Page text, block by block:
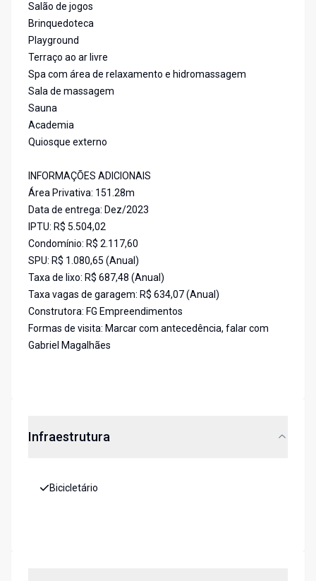
Salão de jogos
Brinquedoteca
Playground
Terraço ao ar livre
Spa com área de relaxamento e hidromassagem
Sala de massagem
Sauna
Academia
Quiosque externo
INFORMAÇÕES ADICIONAIS
Área Privativa: 151.28m
Data de entrega: Dez/2023
IPTU: R$ 5.504,02
Condomínio: R$ 2.117,60
SPU: R$ 1.080,65 (Anual)
Taxa de lixo: R$ 687,48 (Anual)
Taxa vagas de garagem: R$ 634,07 (Anual)
Construtora: FG Empreendimentos
Formas de visita: Marcar com antecedência, falar com
Gabriel Magalhães
Infraestrutura
Bicicletário